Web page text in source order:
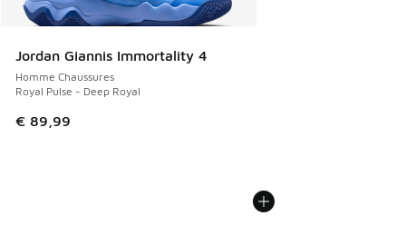
Jordan Giannis Immortality 4
Homme Chaussures
Royal Pulse - Deep Royal
€ 89,99